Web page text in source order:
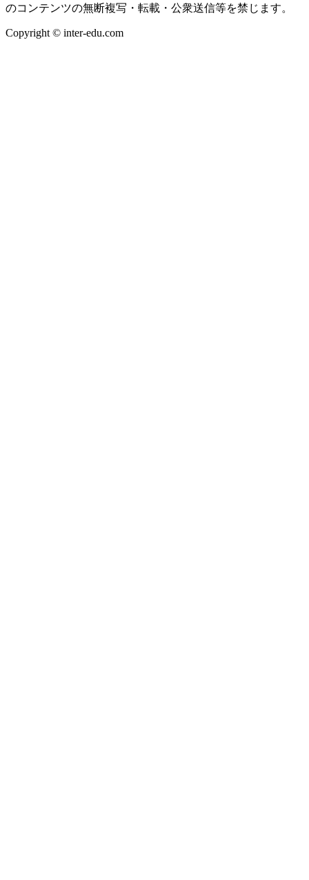
のコンテンツの無断複写・転載・公衆送信等を禁じます。
Copyright © inter-edu.com